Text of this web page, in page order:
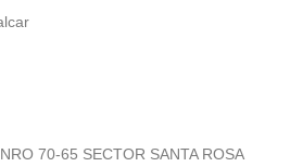
70-65 SECTOR SANTA ROSA